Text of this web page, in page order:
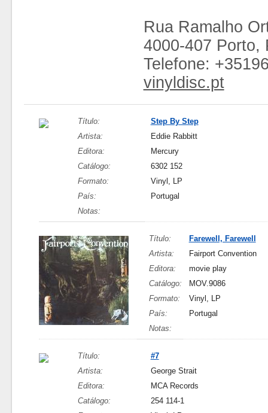
Rua Ramalho
4000-407 Porto,
Telefone:
vinyldisc.pt
Título:
Step By Step
Artista:
Eddie Rabbitt
Editora:
Mercury
Catálogo:
6302 152
Formato:
Vinyl, LP
País:
Portugal
Notas:
Título:
Farewell, Farewell
Artista:
Fairport Convention
Editora:
movie play
Catálogo:
MOV.9086
Formato:
Vinyl, LP
País:
Portugal
Notas:
Título:
#7
Artista:
George Strait
Editora:
MCA Records
Catálogo:
254 114-1